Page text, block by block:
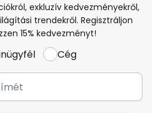
exkluzív kedvezményekről,
trendekről. Regisztráljon
15% kedvezményt!
Cég